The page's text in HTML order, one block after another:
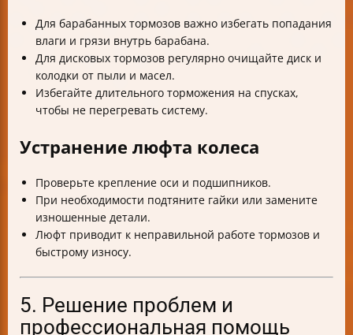
Для барабанных тормозов важно избегать попадания
влаги и грязи внутрь барабана.
Для дисковых тормозов регулярно очищайте диск и
колодки от пыли и масел.
Избегайте длительного торможения на спусках,
чтобы не перегревать систему.
Устранение люфта колеса
Проверьте крепление оси и подшипников.
При необходимости подтяните гайки или замените
изношенные детали.
Люфт приводит к неправильной работе тормозов и
быстрому износу.
5. Решение проблем и
профессиональная помощь